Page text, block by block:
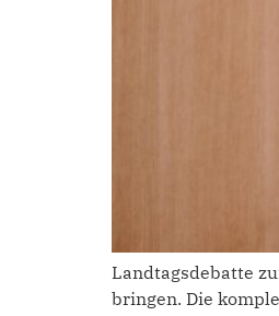
Landtagsdebatte
bringen. Die